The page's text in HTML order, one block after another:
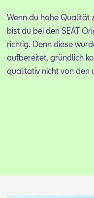
Wenn du hohe Qua­li­tät
bist du bei den SEAT
rich­tig. Denn die­se
auf­be­rei­tet, gründ­lich
qua­li­ta­tiv nicht von den